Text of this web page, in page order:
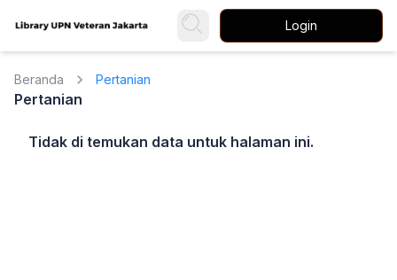
Login
Beranda Pertanian
Pertanian
Tidak di temukan data untuk halaman ini.